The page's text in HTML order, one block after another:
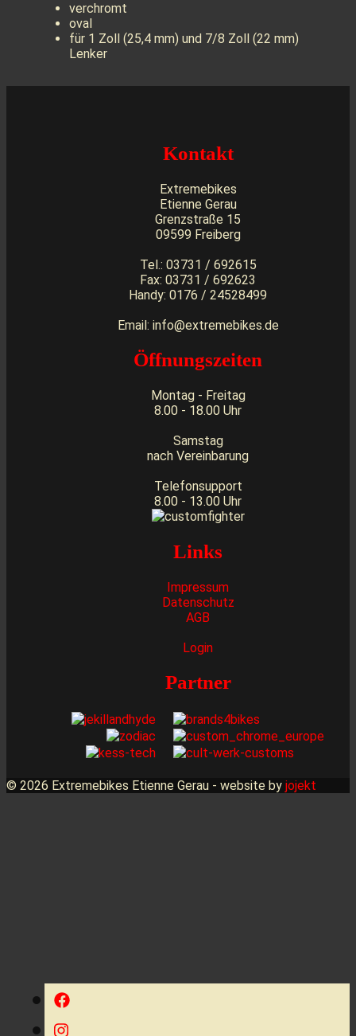
verchromt
oval
für 1 Zoll (25,4 mm) und 7/8 Zoll (22 mm)
Lenker
Kontakt
Extremebikes
Etienne Gerau
Grenzstraße 15
09599 Freiberg
Tel.: 03731 / 692615
Fax: 03731 / 692623
Handy: 0176 / 24528499
Email: info@extremebikes.de
Öffnungszeiten
Montag - Freitag
8.00 - 18.00 Uhr
Samstag
nach Vereinbarung
Telefonsupport
8.00 - 13.00 Uhr
Links
Impressum
Datenschutz
AGB
Login
Partner
© 2026 Extremebikes Etienne Gerau - website by jojekt